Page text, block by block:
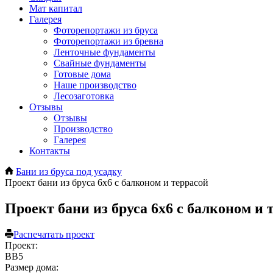
Мат капитал
Галерея
Фоторепортажи из бруса
Фоторепортажи из бревна
Ленточные фундаменты
Свайные фундаменты
Готовые дома
Наше производство
Лесозаготовка
Отзывы
Отзывы
Производство
Галерея
Контакты
Бани из бруса под усадку
Проект бани из бруса 6х6 с балконом и террасой
Проект бани из бруса 6х6 с балконом и
Распечатать проект
Проект:
ВВ5
Размер дома: